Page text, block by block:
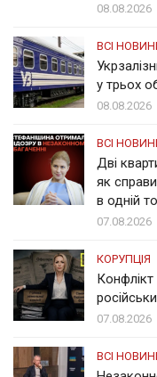
08.08.2026
ВСІ
у трьох
08.08.2026
ВСІ
Дві
як
в одній
07.08.2026
КОРУПЦІЯ
Конфлікт
07.08.2026
ВСІ